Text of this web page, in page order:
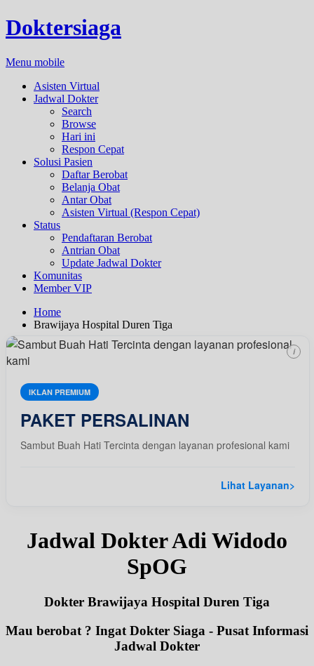
Doktersiaga
Menu mobile
Asisten Virtual
Jadwal Dokter
Search
Browse
Hari ini
Respon Cepat
Solusi Pasien
Daftar Berobat
Belanja Obat
Antar Obat
Asisten Virtual (Respon Cepat)
Status
Pendaftaran Berobat
Antrian Obat
Update Jadwal Dokter
Komunitas
Member VIP
Home
Brawijaya Hospital Duren Tiga
IKLAN PREMIUM
PAKET PERSALINAN
Sambut Buah Hati Tercinta dengan layanan profesional kami
Lihat Layanan>
i
Jadwal Dokter Adi Widodo
SpOG
Dokter Brawijaya Hospital Duren Tiga
Mau berobat ? Ingat Dokter Siaga - Pusat Informasi
Jadwal Dokter